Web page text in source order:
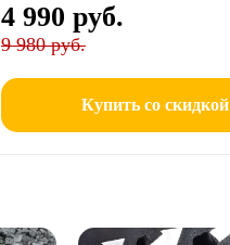
4 990 руб.
9 980 руб.
Купить со скидкой